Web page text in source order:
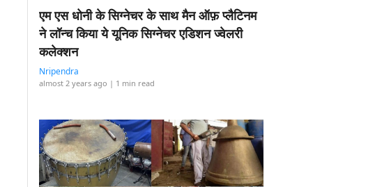
एम एस धोनी के सिग्नेचर के साथ मैन ऑफ़ प्लैटिनम
ने लॉन्च किया ये यूनिक सिग्नेचर एडिशन ज्वेलरी
कलेक्शन
Nripendra
almost 2 years ago | 1 min read